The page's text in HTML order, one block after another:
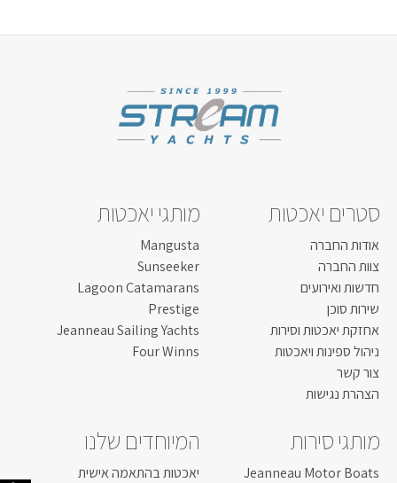
2.59M
PCM 450-630 HP
קרא עוד...
סטרים יאכטות
אודות החברה
צוות החברה
חדשות ואירועים
שירות סוכן
אחזקת יאכטות וסירות
ניהול ספינות ויאכטות
צור קשר
הצהרת נגישות
מותגי יאכטות
Mangusta
Sunseeker
Lagoon Catamarans
Prestige
Jeanneau Sailing Yachts
Four Winns
מותגי סירות
Jeanneau Motor Boats
המיוחדים שלנו
יאכטות בהתאמה אישית